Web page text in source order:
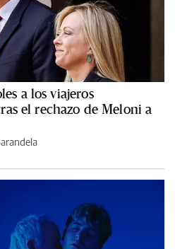
a los viajeros
el rechazo de Meloni a